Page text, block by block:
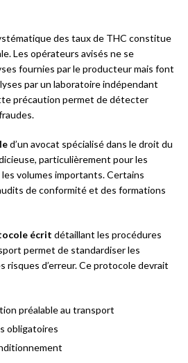
des taux de THC constitue
Les opérateurs avisés ne se
fournies par le producteur mais font
par un laboratoire indépendant
précaution permet de détecter
d’un avocat spécialisé dans le droit du
particulièrement pour les
volumes importants. Certains
de conformité et des formations
écrit détaillant les procédures
permet de standardiser les
risques d’erreur. Ce protocole devrait
préalable au transport
obligatoires